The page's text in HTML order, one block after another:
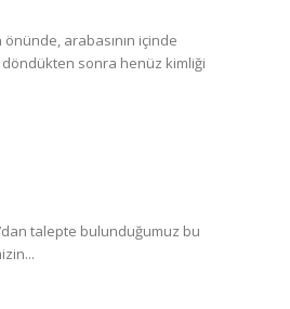
önünde, arabasının içinde
talepte bulunduğumuz bu